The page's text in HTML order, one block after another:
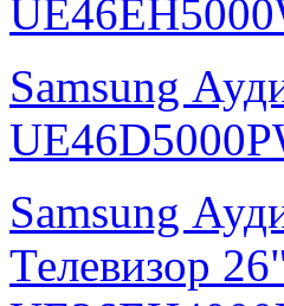
Samsung
Samsung
Телевизор